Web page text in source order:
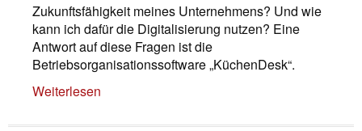
Zukunftsfähigkeit meines Unternehmens? Und wie
kann ich dafür die Digitalisierung nutzen? Eine
Antwort auf diese Fragen ist die
Betriebsorganisationssoftware „KüchenDesk“.
Weiterlesen